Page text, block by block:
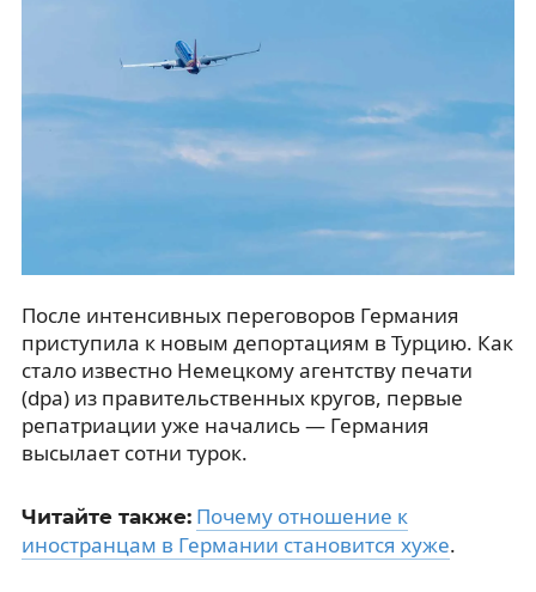
После интенсивных переговоров Германия
приступила к новым депортациям в Турцию. Как
стало известно Немецкому агентству печати
(dpa) из правительственных кругов, первые
репатриации уже начались — Германия
высылает сотни турок.
Читайте также: Почему отношение к
иностранцам в Германии становится хуже.